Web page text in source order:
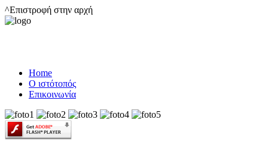
^Επιστροφή στην αρχή
Home
Ο ιστότοπός
Επικοινωνία